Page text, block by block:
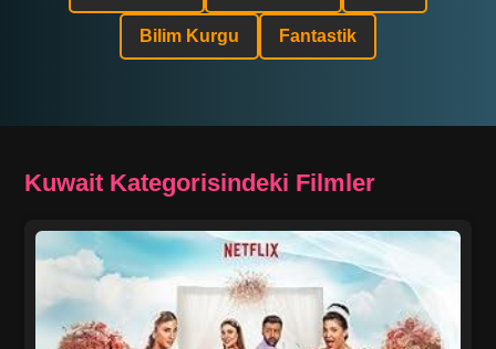
Bilim Kurgu Fantastik
Kuwait Kategorisindeki Filmler